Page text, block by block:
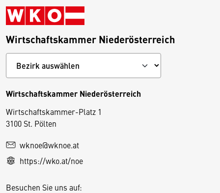
Wirtschaftskammer Niederösterreich
Wirtschaftskammer Niederösterreich
Wirtschaftskammer-Platz 1
3100 St. Pölten
wknoe@wknoe.at
https://wko.at/noe
Besuchen Sie uns auf:
D
e
s
S